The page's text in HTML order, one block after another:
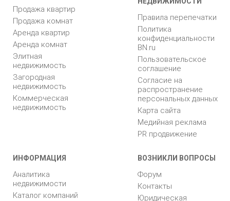
Продажа квартир
Продажа комнат
Аренда квартир
Аренда комнат
Элитная
недвижимость
Загородная
недвижимость
Коммерческая
недвижимость
Правила перепечатки
Политика
конфиденциальности
BN.ru
Пользовательское
соглашение
Согласие на
распространение
персональных данных
Карта сайта
Медийная реклама
PR продвижение
ИНФОРМАЦИЯ
Аналитика
недвижимости
Каталог компаний
ВОЗНИКЛИ ВОПРОСЫ
Форум
Контакты
Юридическая